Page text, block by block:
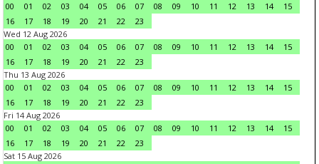
00
01 02 03 04 05 06 07 08 09 10 11 12 13 14
15
16
17 18 19 20 21 22
23
Wed 12 Aug 2026
00
01 02 03 04 05 06 07 08 09 10 11 12 13 14
15
16
17 18 19 20 21 22
23
Thu 13 Aug 2026
00
01 02 03 04 05 06 07 08 09 10 11 12 13 14
15
16
17 18 19 20 21 22
23
Fri 14 Aug 2026
00
01 02 03 04 05 06 07 08 09 10 11 12 13 14
15
16
17 18 19 20 21 22
23
Sat 15 Aug 2026